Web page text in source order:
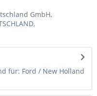
GmbH,
für: Ford / New Holland